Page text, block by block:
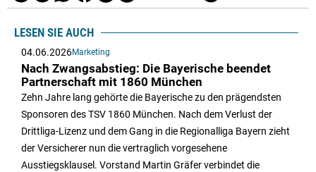
LESEN SIE AUCH
04.06.2026Marketing
Nach Zwangsabstieg: Die Bayerische beendet
Partnerschaft mit 1860 München
Zehn Jahre lang gehörte die Bayerische zu den prägendsten
Sponsoren des TSV 1860 München. Nach dem Verlust der
Drittliga-Lizenz und dem Gang in die Regionalliga Bayern zieht
der Versicherer nun die vertraglich vorgesehene
Ausstiegsklausel. Vorstand Martin Gräfer verbindet die